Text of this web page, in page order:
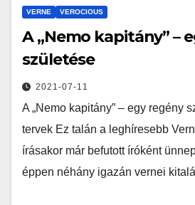
VERNE VEROCIOUS
A „Nemo kapitány” –
születése
2021-07-11
A „Nemo kapitány” – egy regény
tervek Ez talán a leghíresebb
írásakor már befutott íróként
éppen néhány igazán vernei